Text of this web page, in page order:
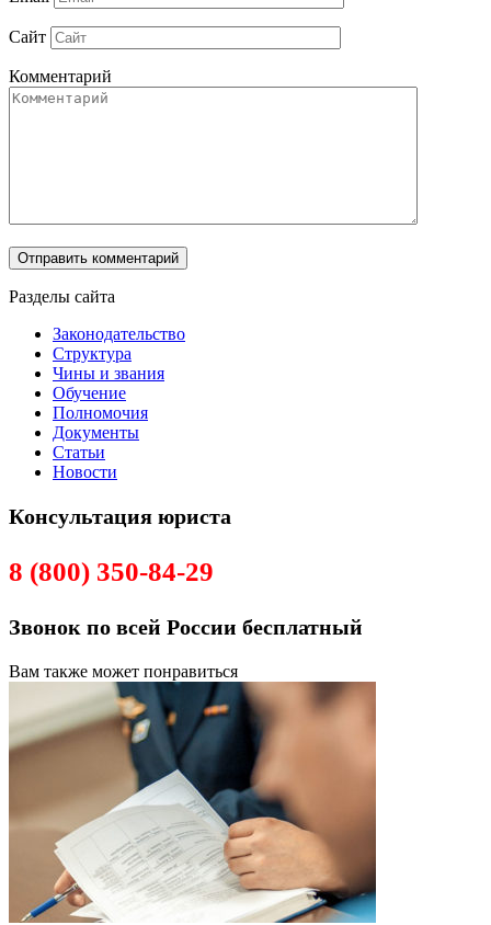
Сайт
Комментарий
Разделы сайта
Законодательство
Структура
Чины и звания
Обучение
Полномочия
Документы
Статьи
Новости
Консультация юриста
8 (800) 350-84-29
Звонок по всей России бесплатный
Вам также может понравиться